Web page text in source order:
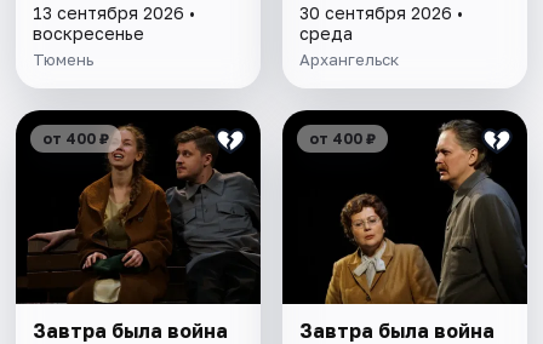
13 сентября 2026 •
воскресенье
Тюмень
30 сентября 2026 •
среда
Архангельск
от 400 ₽
Завтра была война
от 400 ₽
Завтра была война